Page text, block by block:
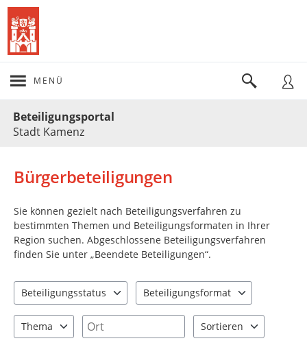
MENÜ
Beteiligungsportal
Stadt Kamenz
Bürgerbeteiligungen
Sie können gezielt nach Beteiligungsverfahren zu
bestimmten Themen und Beteiligungsformaten in Ihrer
Region suchen. Abgeschlossene Beteiligungsverfahren
finden Sie unter „Beendete Beteiligungen“.
Beteiligungsstatus
Beteiligungsformat
Thema
Ort
Sortieren